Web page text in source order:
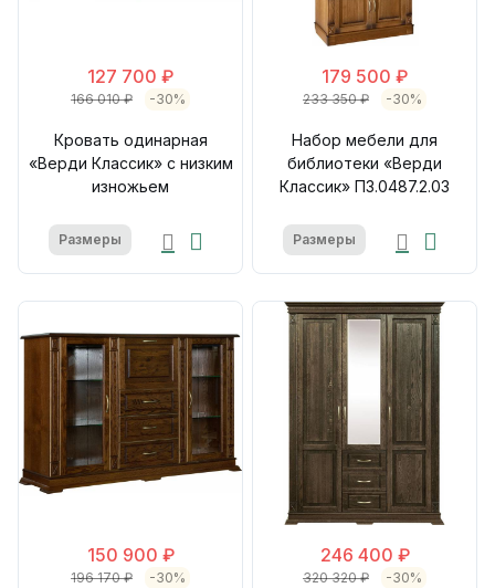
127 700 ₽
166 010 ₽ -30%
Кровать одинарная
«Верди Классик» с низким
изножьем
Размеры
179 500 ₽
233 350 ₽ -30%
Набор мебели для
библиотеки «Верди
Классик» П3.0487.2.03
Размеры
150 900 ₽
196 170 ₽ -30%
246 400 ₽
320 320 ₽ -30%